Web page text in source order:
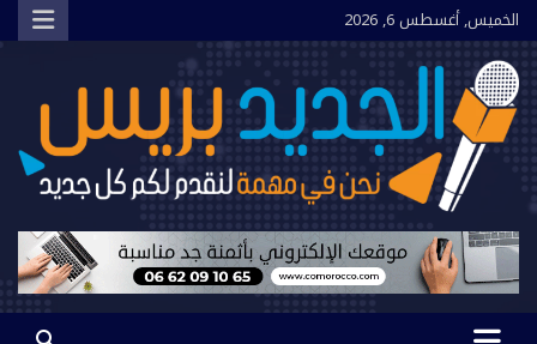
Skip
to
content
الخميس, أغسطس 6, 2026
الجديد بريس
نحن في مهمة لنقدم لكم كل جديد